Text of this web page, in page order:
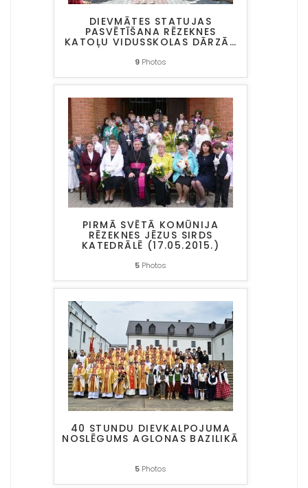
DIEVMĀTES STATUJAS
PASVĒTĪŠANA RĒZEKNES
KATOĻU VIDUSSKOLAS DĀRZĀ…
9 Photos
PIRMĀ SVĒTĀ KOMŪNIJA
RĒZEKNES JĒZUS SIRDS
KATEDRĀLĒ (17.05.2015.)
5 Photos
40 STUNDU DIEVKALPOJUMA
NOSLĒGUMS AGLONAS BAZILIKĀ
5 Photos